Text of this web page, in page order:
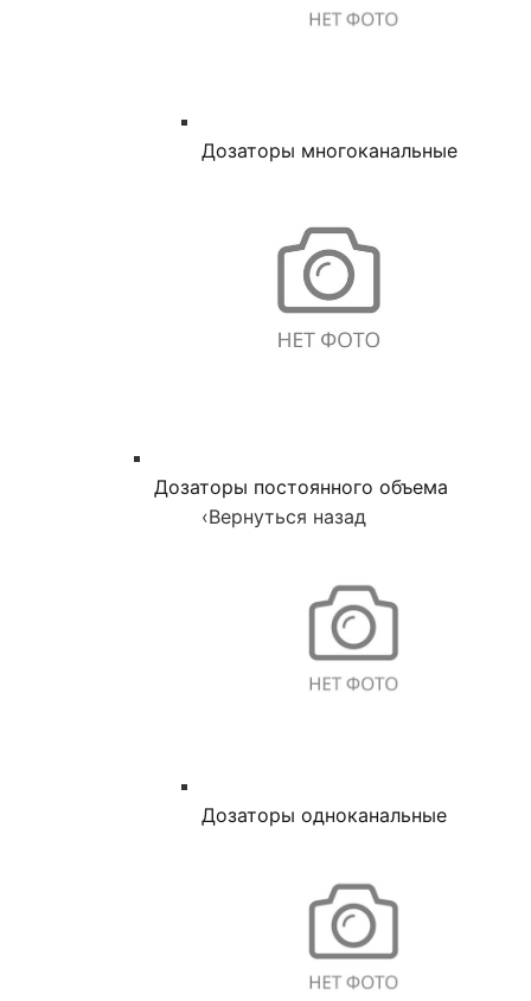
Дозаторы многоканальные
Дозаторы постоянного объема
‹Вернуться назад
Дозаторы одноканальные